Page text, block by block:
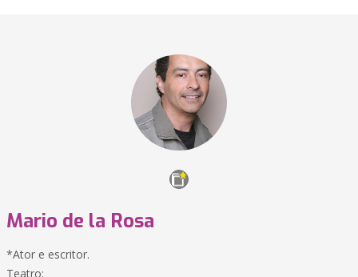
Mario de la Rosa
*Ator e escritor.
Teatro: